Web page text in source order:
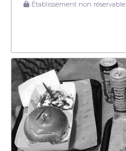
Établissement non réservable